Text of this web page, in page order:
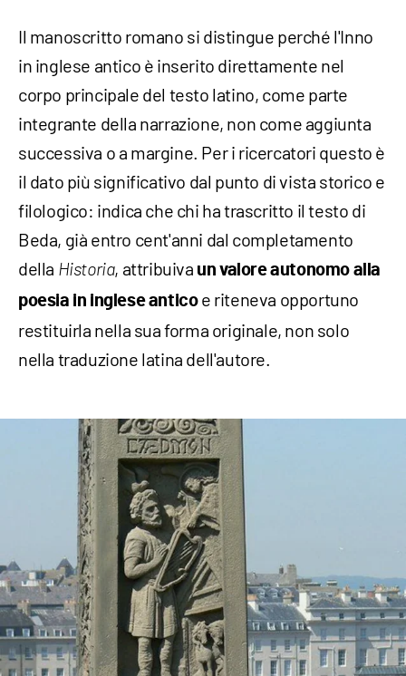
Il manoscritto romano si distingue perché l'Inno
in inglese antico è inserito direttamente nel
corpo principale del testo latino, come parte
integrante della narrazione, non come aggiunta
successiva o a margine. Per i ricercatori questo è
il dato più significativo dal punto di vista storico e
filologico: indica che chi ha trascritto il testo di
Beda, già entro cent'anni dal completamento
della Historia, attribuiva un valore autonomo alla
poesia in inglese anticoe riteneva opportuno
restituirla nella sua forma originale, non solo
nella traduzione latina dell'autore.